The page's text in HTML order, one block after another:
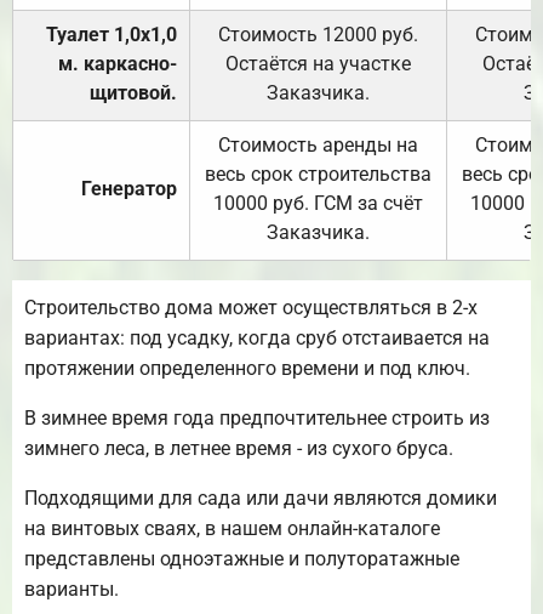
Туалет 1,0х1,0
м. каркасно-
щитовой.
Стоимость 12000 руб.
Остаётся на участке
Заказчика.
Генератор
Стоимость аренды на
весь срок строительства
10000 руб. ГСМ за счёт
Заказчика.
весь
10000
Строительство дома может осуществляться в 2-х
вариантах: под усадку, когда сруб отстаивается на
протяжении определенного времени и под ключ.
В зимнее время года предпочтительнее строить из
зимнего леса, в летнее время - из сухого бруса.
Подходящими для сада или дачи являются домики
на винтовых сваях, в нашем онлайн-каталоге
представлены одноэтажные и полуторатажные
варианты.